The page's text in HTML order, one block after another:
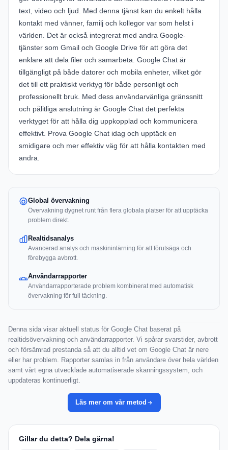
text, video och ljud. Med denna tjänst kan du enkelt hålla
kontakt med vänner, familj och kollegor var som helst i
världen. Det är också integrerat med andra Google-
tjänster som Gmail och Google Drive för att göra det
enklare att dela filer och samarbeta. Google Chat är
tillgängligt på både datorer och mobila enheter, vilket gör
det till ett praktiskt verktyg för både personligt och
professionellt bruk. Med dess användarvänliga gränssnitt
och pålitliga anslutning är Google Chat det perfekta
verktyget för att hålla dig uppkopplad och kommunicera
effektivt. Prova Google Chat idag och upptäck en
smidigare och mer effektiv väg för att hålla kontakten med
andra.
Global övervakning
Övervakning dygnet runt från flera globala platser för att upptäcka
problem direkt.
Realtidsanalys
Avancerad analys och maskininlärning för att förutsäga och
förebygga avbrott.
Användarrapporter
Användarrapporterade problem kombinerat med automatisk
övervakning för full täckning.
Denna sida visar aktuell status för Google Chat baserat på
realtidsövervakning och användarrapporter. Vi spårar svarstider, avbrott
och försämrad prestanda så att du alltid vet om Google Chat är nere
eller har problem. Rapporter samlas in från användare över hela världen
samt vårt egna utvecklade automatiserade skanningssystem, och
uppdateras kontinuerligt.
Läs mer om vår metod
Gillar du detta? Dela gärna!